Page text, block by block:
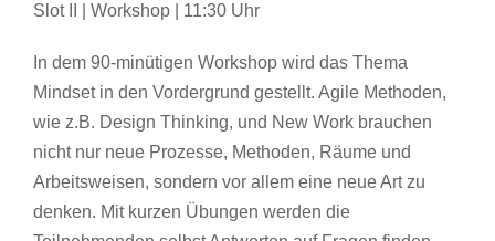
Slot II | Workshop | 11:30 Uhr
In dem 90-minütigen Workshop wird das Thema
Mindset in den Vordergrund gestellt. Agile Methoden,
wie z.B. Design Thinking, und New Work brauchen
nicht nur neue Prozesse, Methoden, Räume und
Arbeitsweisen, sondern vor allem eine neue Art zu
denken. Mit kurzen Übungen werden die